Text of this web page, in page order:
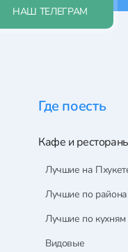
НАШ ТЕЛЕГРАМ
Где поесть
Кафе и
Лучшие на
Лучшие по
Лучшие по кухням
Видовые